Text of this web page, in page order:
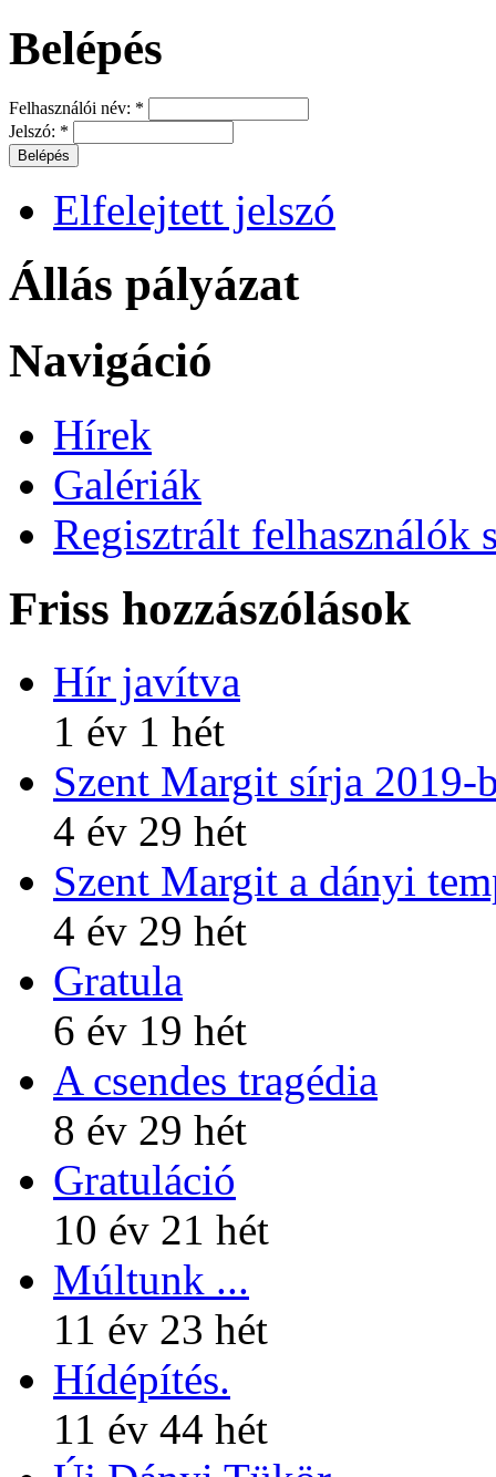
Belépés
Felhasználói név: *
Jelszó: *
Elfelejtett jelszó
Állás pályázat
Navigáció
Hírek
Galériák
Regisztrált felhasználók
Friss hozzászólások
Hír javítva
1 év 1 hét
Szent Margit sírja 2019-
4 év 29 hét
Szent Margit a dányi
4 év 29 hét
Gratula
6 év 19 hét
A csendes tragédia
8 év 29 hét
Gratuláció
10 év 21 hét
Múltunk ...
11 év 23 hét
Hídépítés.
11 év 44 hét